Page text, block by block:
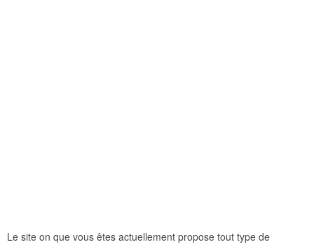
Le site on que vous êtes actuellement propose tout type de